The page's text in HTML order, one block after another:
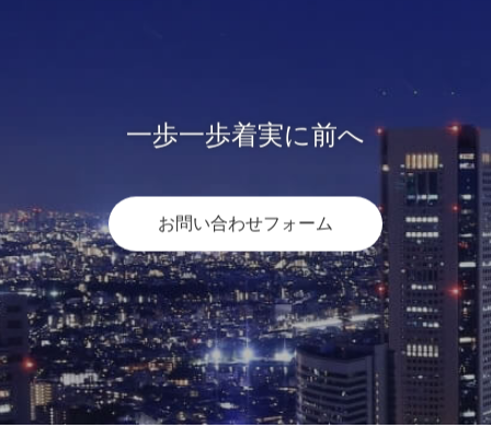
一歩一歩着実に前へ
お問い合わせフォーム